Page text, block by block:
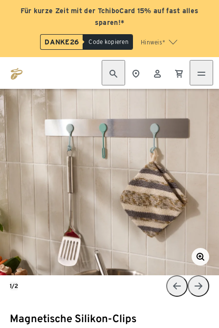
Für kurze Zeit mit der TchiboCard 15% auf fast alles
sparen!*
DANKE26 Code kopieren Hinweis*
Magnetische Silikon-Clips
1/2